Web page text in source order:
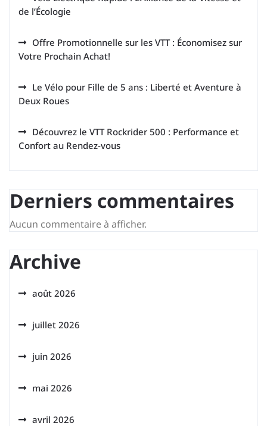
de l’Écologie
Offre Promotionnelle sur les VTT : Économisez sur
Votre Prochain Achat!
Le Vélo pour Fille de 5 ans : Liberté et Aventure à
Deux Roues
Découvrez le VTT Rockrider 500 : Performance et
Confort au Rendez-vous
Derniers commentaires
Aucun commentaire à afficher.
Archive
août 2026
juillet 2026
juin 2026
mai 2026
avril 2026